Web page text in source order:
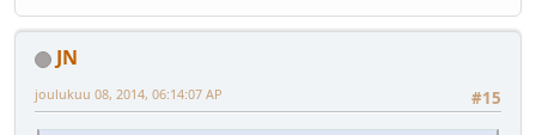
JN
#15
joulukuu 08, 2014, 06:14:07 AP